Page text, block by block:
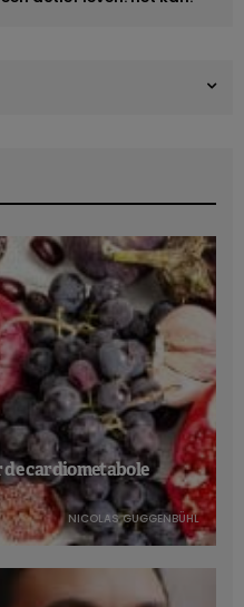
eerder bepaalde
enthousiasme bestaat bij
deel ruimschoots
bijzonder gewaardeerd.
bijna verdubbeld: van 0,8
per dag
in Europa). Omgekeerd
ze de voorkeur genieten
de top van de
Is dit een weerspiegeling
ketogene diëten? En
consumptie van volkoren
die gepaard gaat
cardiometabole
NICOLAS GUGGENBÜHL